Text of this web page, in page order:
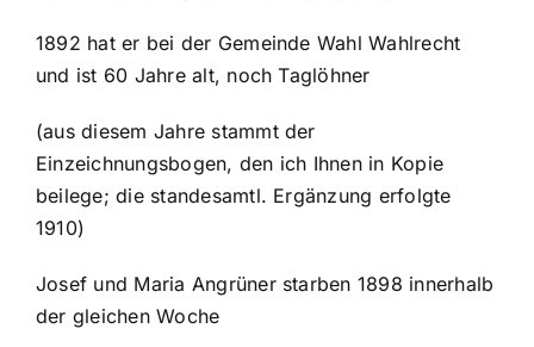
1892 hat er bei der Gemeinde Wahl Wahlrecht
und ist 60 Jahre alt, noch Taglöhner
(aus diesem Jahre stammt der
Einzeichnungsbogen, den ich Ihnen in Kopie
beilege; die standesamtl. Ergänzung erfolgte
1910)
Josef und Maria Angrüner starben 1898 innerhalb
der gleichen Woche